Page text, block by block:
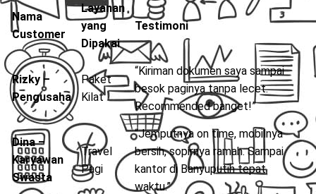
Nama
Customer
Layanan
yang
Dipakai
Testimoni
Rizky –
Pengusaha
Paket
Kilat
“Kiriman dokumen saya sampai
besok paginya tanpa lecet.
Recommended banget!”
Dina –
Karyawan
Swasta
Travel
Pagi
“Jemputnya on time, mobilnya
bersih, sopirnya ramah. Sampai
kantor di Banyuputih tepat
waktu.”